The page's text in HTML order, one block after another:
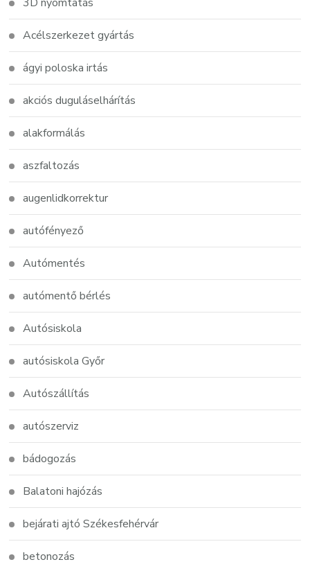
Acélszerkezet gyártás
ágyi poloska irtás
akciós duguláselhárítás
alakformálás
aszfaltozás
augenlidkorrektur
autófényező
Autómentés
autómentő bérlés
Autósiskola
autósiskola Győr
Autószállítás
autószerviz
bádogozás
Balatoni hajózás
bejárati ajtó Székesfehérvár
betonozás